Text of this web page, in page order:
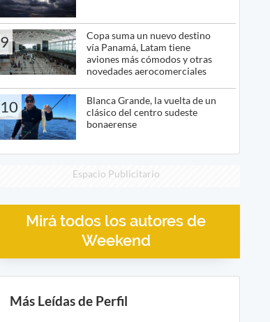
9
Copa suma un nuevo destino
vía Panamá, Latam tiene
aviones más cómodos y otras
novedades aerocomerciales
10
Blanca Grande, la vuelta de un
clásico del centro sudeste
bonaerense
Espacio Publicitario
Mirá todos los autores de
Weekend
Más Leídas de Perfil